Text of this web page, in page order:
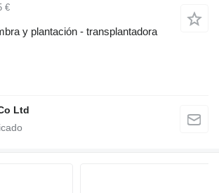
€
y plantación - transplantadora
Ltd